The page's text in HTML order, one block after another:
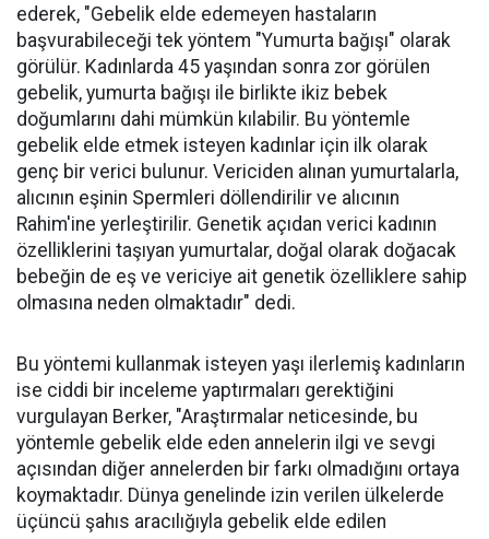
ederek, "Gebelik elde edemeyen hastaların
başvurabileceği tek yöntem "Yumurta bağışı" olarak
görülür. Kadınlarda 45 yaşından sonra zor görülen
gebelik, yumurta bağışı ile birlikte ikiz bebek
doğumlarını dahi mümkün kılabilir. Bu yöntemle
gebelik elde etmek isteyen kadınlar için ilk olarak
genç bir verici bulunur. Vericiden alınan yumurtalarla,
alıcının eşinin Spermleri döllendirilir ve alıcının
Rahim'ine yerleştirilir. Genetik açıdan verici kadının
özelliklerini taşıyan yumurtalar, doğal olarak doğacak
bebeğin de eş ve vericiye ait genetik özelliklere sahip
olmasına neden olmaktadır" dedi.
Bu yöntemi kullanmak isteyen yaşı ilerlemiş kadınların
ise ciddi bir inceleme yaptırmaları gerektiğini
vurgulayan Berker, "Araştırmalar neticesinde, bu
yöntemle gebelik elde eden annelerin ilgi ve sevgi
açısından diğer annelerden bir farkı olmadığını ortaya
koymaktadır. Dünya genelinde izin verilen ülkelerde
üçüncü şahıs aracılığıyla gebelik elde edilen